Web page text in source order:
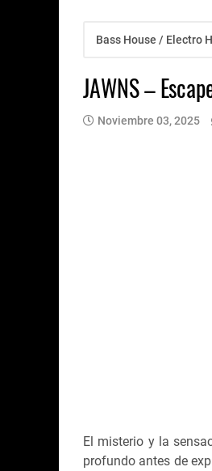
Bass House / Electro
JAWNS –
Noviembre 03, 2025
El misterio y la
profundo antes de